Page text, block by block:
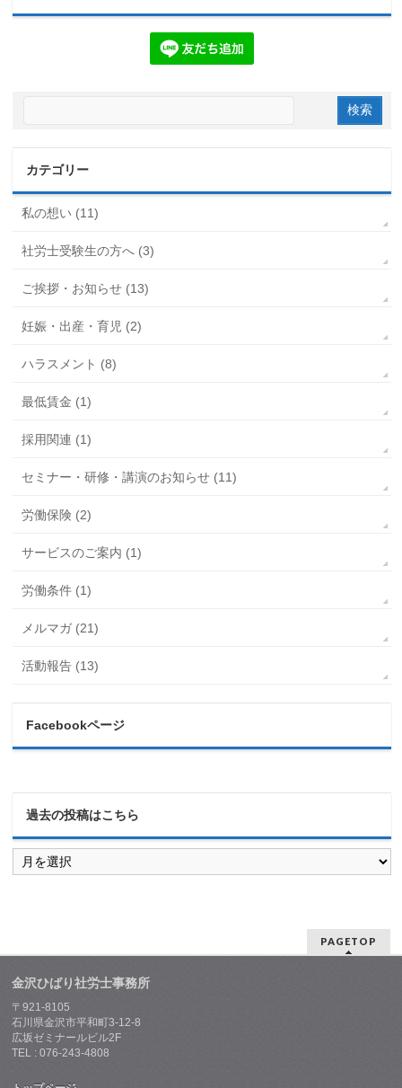
カテゴリー
私の想い (11)
社労士受験生の方へ (3)
ご挨拶・お知らせ (13)
妊娠・出産・育児 (2)
ハラスメント (8)
最低賃金 (1)
採用関連 (1)
セミナー・研修・講演のお知らせ (11)
労働保険 (2)
サービスのご案内 (1)
労働条件 (1)
メルマガ (21)
活動報告 (13)
Facebookページ
過去の投稿はこちら
過
去
の
ち
ら
PAGETOP
金沢ひばり社労士事務所
〒921-8105
石川県金沢市平和町3-12-8
広坂ゼミナールビル2F
TEL : 076-243-4808